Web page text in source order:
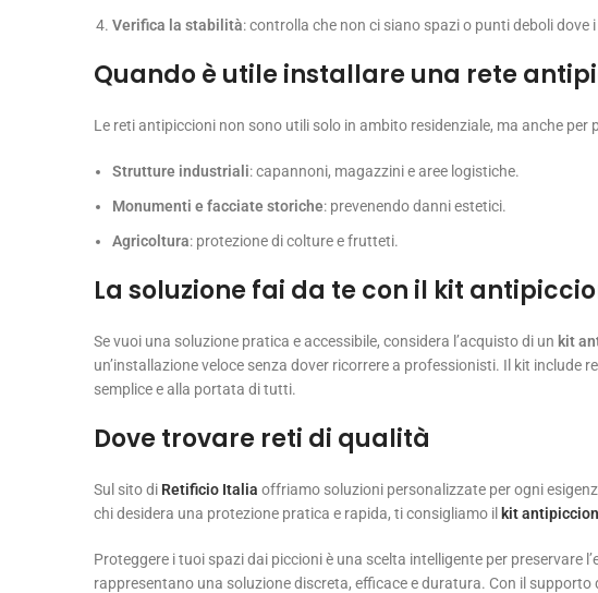
Verifica la stabilità: controlla che non ci siano spazi o punti deboli dove
Quando è utile installare una rete
Le reti antipiccioni non sono utili solo in ambito residenziale, ma anche per
Strutture industriali: capannoni, magazzini e aree logistiche.
Monumenti e facciate storiche: prevenendo danni estetici.
Agricoltura: protezione di colture e frutteti.
La soluzione fai da te con il kit
Se vuoi una soluzione pratica e accessibile, considera l’acquisto di un kit
un’installazione veloce senza dover ricorrere a professionisti. Il kit include
semplice e alla portata di tutti.
Dove trovare reti di qualità
Sul sito di Retificio Italia offriamo soluzioni personalizzate per ogni
chi desidera una protezione pratica e rapida, ti consigliamo ilkit
Proteggere i tuoi spazi dai piccioni è una scelta intelligente per preservare
rappresentano una soluzione discreta, efficace e duratura. Con il